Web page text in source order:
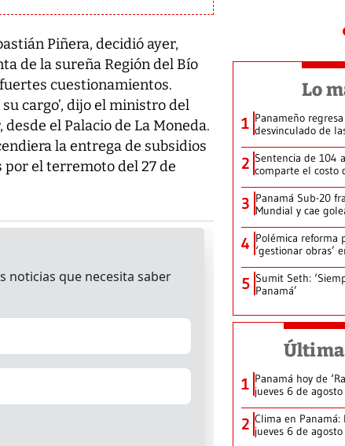
Piñera, decidió ayer,
de la sureña Región del Bío
cuestionamientos.
cargo’, dijo el ministro del
el Palacio de La Moneda.
la entrega de subsidios
el terremoto del 27 de
Lo
1 Panameño
desvinculado de
2 Sentencia de 104
comparte el costo
3 Panamá Sub-20
Mundial y cae
4 Polémica reforma
‘gestionar obras’
5 Sumit Seth:
Panamá’
1 Panamá hoy de
jueves 6 de agosto
2 Clima en Panamá:
jueves 6 de agosto